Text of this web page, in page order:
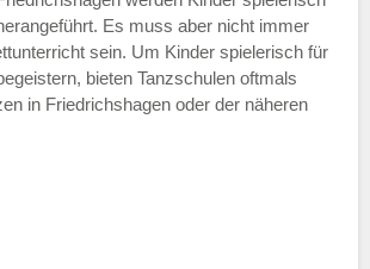
Es muss aber nicht immer
sein. Um Kinder spielerisch für
bieten Tanzschulen oftmals
in Friedrichshagen oder der näheren